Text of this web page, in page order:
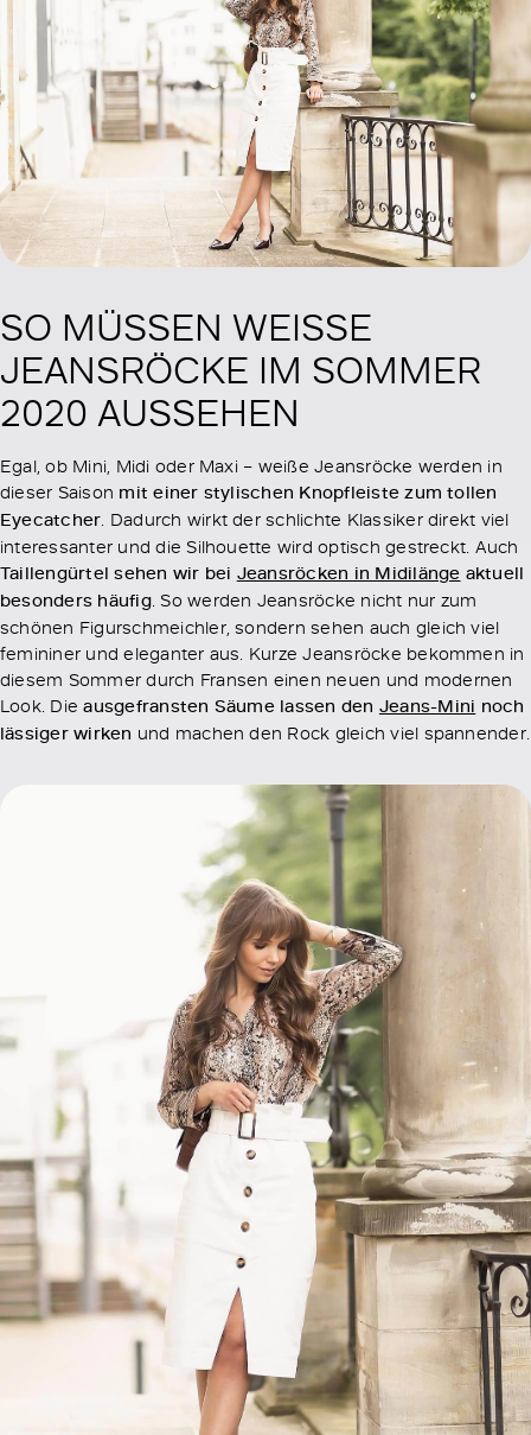
SO MÜSSEN WEISSE
JEANSRÖCKE IM SOMMER
2020 AUSSEHEN
Egal, ob Mini, Midi oder Maxi – weiße Jeansröcke werden in
dieser Saison mit einer stylischen Knopfleiste zum tollen
Eyecatcher. Dadurch wirkt der schlichte Klassiker direkt viel
interessanter und die Silhouette wird optisch gestreckt. Auch
Taillengürtel sehen wir bei Jeansröcken in Midilänge aktuell
besonders häufig. So werden Jeansröcke nicht nur zum
schönen Figurschmeichler, sondern sehen auch gleich viel
femininer und eleganter aus. Kurze Jeansröcke bekommen in
diesem Sommer durch Fransen einen neuen und modernen
Look. Dieausgefransten Säume lassen den Jeans-Mini noch
lässiger wirken und machen den Rock gleich viel spannender.